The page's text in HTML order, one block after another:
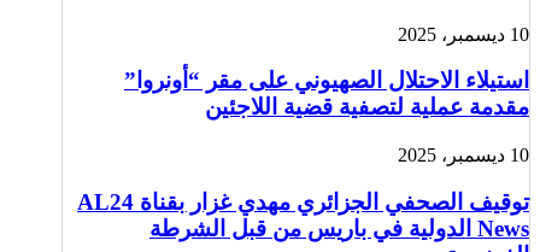
10 ديسمبر، 2025
استيلاء الاحتلال الصهيوني على مقر “أونروا”
مقدمة عملية لتصفية قضية اللاجئين
10 ديسمبر، 2025
توقيف الصحفي الجزائري مهدي غزار بقناة AL24
News الدولية في باريس من قبل الشرطة